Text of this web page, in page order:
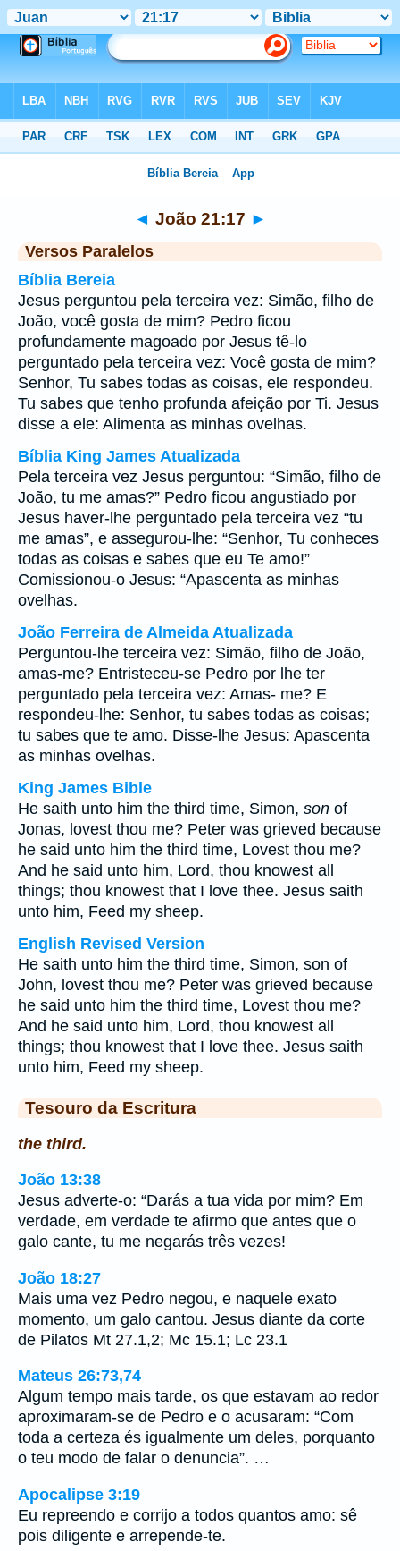
◄ João 21:17 ►
Versos Paralelos
Bíblia Bereia
Jesus perguntou pela terceira vez: Simão, filho de
João, você gosta de mim? Pedro ficou
profundamente magoado por Jesus tê-lo
perguntado pela terceira vez: Você gosta de mim?
Senhor, Tu sabes todas as coisas, ele respondeu.
Tu sabes que tenho profunda afeição por Ti. Jesus
disse a ele: Alimenta as minhas ovelhas.
Bíblia King James Atualizada
Pela terceira vez Jesus perguntou: “Simão, filho de
João, tu me amas?” Pedro ficou angustiado por
Jesus haver-lhe perguntado pela terceira vez “tu
me amas”, e assegurou-lhe: “Senhor, Tu conheces
todas as coisas e sabes que eu Te amo!”
Comissionou-o Jesus: “Apascenta as minhas
ovelhas.
João Ferreira de Almeida Atualizada
Perguntou-lhe terceira vez: Simão, filho de João,
amas-me? Entristeceu-se Pedro por lhe ter
perguntado pela terceira vez: Amas- me? E
respondeu-lhe: Senhor, tu sabes todas as coisas;
tu sabes que te amo. Disse-lhe Jesus: Apascenta
as minhas ovelhas.
King James Bible
He saith unto him the third time, Simon, son of
Jonas, lovest thou me? Peter was grieved because
he said unto him the third time, Lovest thou me?
And he said unto him, Lord, thou knowest all
things; thou knowest that I love thee. Jesus saith
unto him, Feed my sheep.
English Revised Version
He saith unto him the third time, Simon, son of
John, lovest thou me? Peter was grieved because
he said unto him the third time, Lovest thou me?
And he said unto him, Lord, thou knowest all
things; thou knowest that I love thee. Jesus saith
unto him, Feed my sheep.
Tesouro da Escritura
the third.
João 13:38
Jesus adverte-o: “Darás a tua vida por mim? Em
verdade, em verdade te afirmo que antes que o
galo cante, tu me negarás três vezes!
João 18:27
Mais uma vez Pedro negou, e naquele exato
momento, um galo cantou. Jesus diante da corte
de Pilatos Mt 27.1,2; Mc 15.1; Lc 23.1
Mateus 26:73,74
Algum tempo mais tarde, os que estavam ao redor
aproximaram-se de Pedro e o acusaram: “Com
toda a certeza és igualmente um deles, porquanto
o teu modo de falar o denuncia”. …
Apocalipse 3:19
Eu repreendo e corrijo a todos quantos amo: sê
pois diligente e arrepende-te.